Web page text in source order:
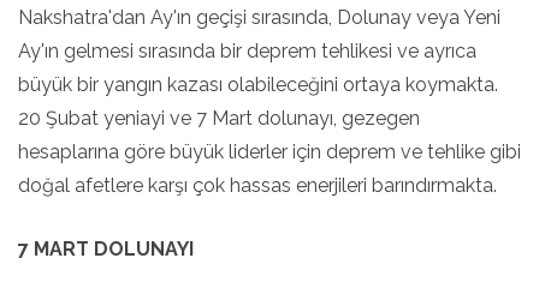
Nakshatra'dan Ay'ın geçişi sırasında, Dolunay veya Yeni
Ay'ın gelmesi sırasında bir deprem tehlikesi ve ayrıca
büyük bir yangın kazası olabileceğini ortaya koymakta.
20 Şubat yeniayi ve 7 Mart dolunayı, gezegen
hesaplarına göre büyük liderler için deprem ve tehlike gibi
doğal afetlere karşı çok hassas enerjileri barındırmakta.
7 MART DOLUNAYI